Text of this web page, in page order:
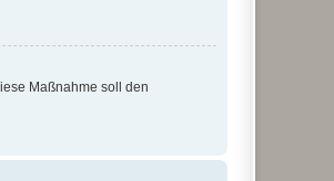
Maßnahme soll den